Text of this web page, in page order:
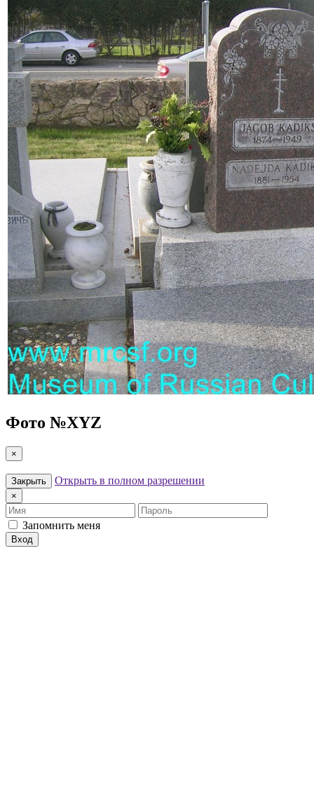
Фото №XYZ
×
Закрыть Открыть в полном разрешении
×
Имя
Пароль
Запомнить меня
Вход